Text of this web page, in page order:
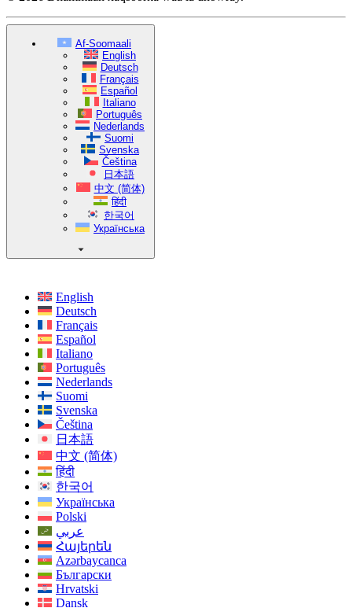
Af-Soomaali
English
Deutsch
Français
Español
Italiano
Português
Nederlands
Suomi
Svenska
Čeština
日本語
中文 (简体)
हिंदी
한국어
Українська
English
Deutsch
Français
Español
Italiano
Português
Nederlands
Suomi
Svenska
Čeština
日本語
中文 (简体)
हिंदी
한국어
Українська
Polski
عربي
Հայերեն
Azərbaycanca
Български
Hrvatski
Dansk